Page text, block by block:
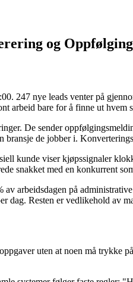
og Oppfølging
247 nye leads venter på
arbeid bare for å finne ut hvem
De sender
de jobber i.
kunde viser kjøpssignaler
snakket med en konkurrent
arbeidsdagen på
dag. Resten er vedlikehold av
uten at noen må trykke